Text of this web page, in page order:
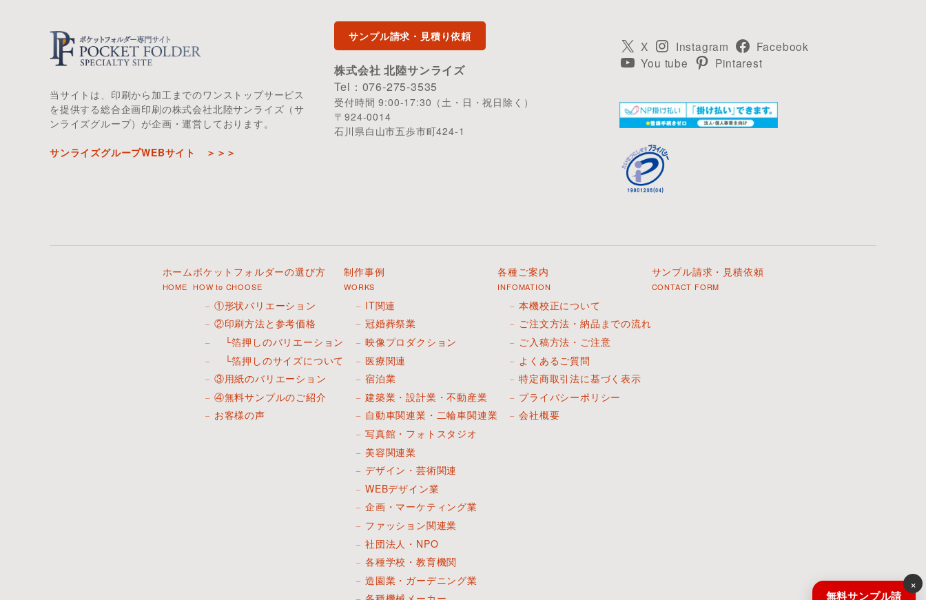
当サイトは、印刷から加工までのワンストップサービス
を提供する総合企画印刷の株式会社北陸サンライズ（サ
ンライズグループ）が企画・運営しております。
サンライズグループWEBサイト ＞＞＞
サンプル請求・見積り依頼
株式会社 北陸サンライズ
Tel：076-275-3535
受付時間 9:00-17:30（土・日・祝日除く）
〒924-0014
石川県白山市五歩市町424-1
X Instagram
Facebook
You tube
Pintarest
ホーム
HOME
ポケットフォルダーの選び方
HOW to CHOOSE
①形状バリエーション
②印刷方法と参考価格
└箔押しのバリエーション
└箔押しのサイズについて
③用紙のバリエーション
④無料サンプルのご紹介
お客様の声
制作事例
WORKS
IT関連
冠婚葬祭業
映像プロダクション
医療関連
宿泊業
建築業・設計業・不動産業
自動車関連業・二輪車関連業
写真館・フォトスタジオ
美容関連業
デザイン・芸術関連
WEBデザイン業
企画・マーケティング業
ファッション関連業
社団法人・NPO
各種学校・教育機関
造園業・ガーデニング業
各種ご案内
INFOMATION
本機校正について
ご注文方法・納品までの流れ
ご入稿方法・ご注意
よくあるご質問
特定商取引法に基づく表示
プライバシーポリシー
会社概要
サンプル請求・見積依頼
CONTACT FORM
×